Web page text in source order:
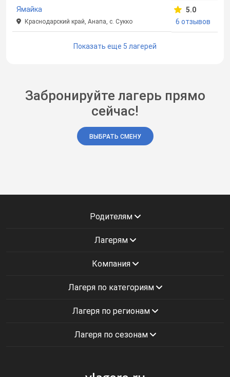
Ямайка
Краснодарский край, Анапа, с. Сукко
5.0
6 отзывов
Показать еще 5 лагерей
Забронируйте лагерь прямо
сейчас!
ВЫБРАТЬ СМЕНУ
Родителям
Лагерям
Компания
Лагеря по категориям
Лагеря по регионам
Лагеря по сезонам